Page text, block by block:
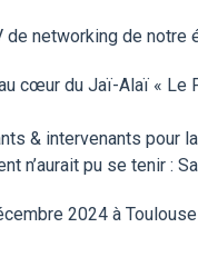
de networking de
cœur du Jaï-Alaï «
& intervenants
n’aurait pu se tenir :
2024 à